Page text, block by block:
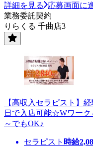
詳細を見る
応募画面に
業務委託契約
りらくる 千曲店3
【高収入セラピスト】
日で入店可能☆Wワー
～でもOK♪
セラピスト 時給